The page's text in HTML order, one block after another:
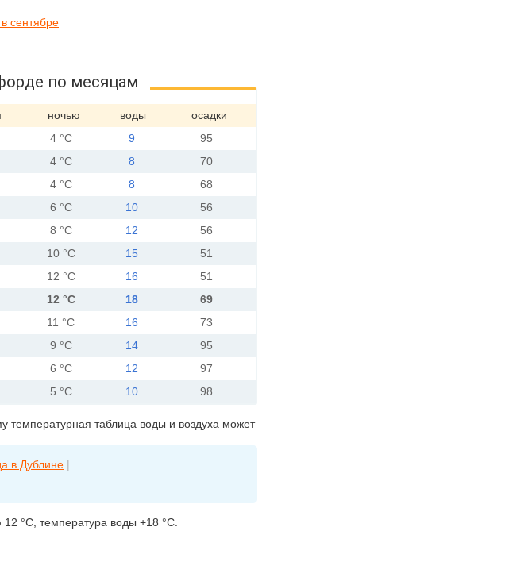
сентябре
по месяцам
ночью воды
осадки
4 °C 9
95
4 °C 8
70
4 °C 8
68
6 °C 10
56
8 °C 12
56
10 °C 15
51
12 °C 16
51
12 °C 18
69
11 °C 16
73
9 °C 14
95
6 °C 12
97
5 °C 10 98
температурная таблица воды и воздуха может
в Дублине |
°C, температура воды +18 °C.